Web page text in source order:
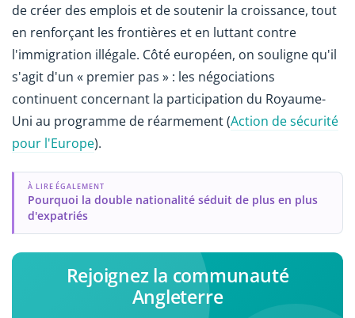
de créer des emplois et de soutenir la croissance, tout
en renforçant les frontières et en luttant contre
l'immigration illégale. Côté européen, on souligne qu'il
s'agit d'un « premier pas » : les négociations
continuent concernant la participation du Royaume-
Uni au programme de réarmement (Action de sécurité
pour l'Europe).
À LIRE ÉGALEMENT
Pourquoi la double nationalité séduit de plus en plus
d'expatriés
Rejoignez la communauté
Angleterre